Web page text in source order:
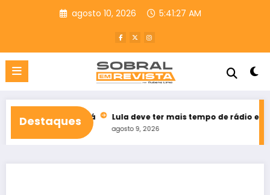
agosto 10, 2026 5:41:28 AM
Destaques
Ceará Lula deve ter mais tempo de rádio e TV que Flávio
agosto 9, 2026